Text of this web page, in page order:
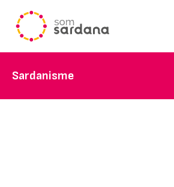
Sardanisme